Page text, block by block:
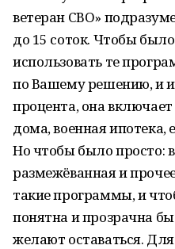
ветеран СВО»
до 15 соток. Чтобы
использовать те
по Вашему решению, и
процента, она включает
дома, военная ипотека,
Но чтобы было просто:
размежёванная и
такие программы, и
понятна и прозрачна
желают оставаться.